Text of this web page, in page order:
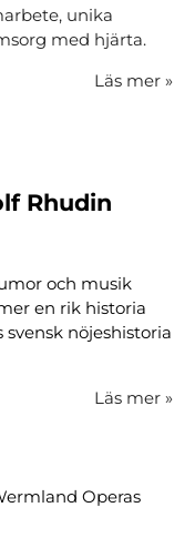
unika
med hjärta.
Läs mer »
Rhudin
och musik
en rik historia
nöjeshistoria
Läs mer »
Operas